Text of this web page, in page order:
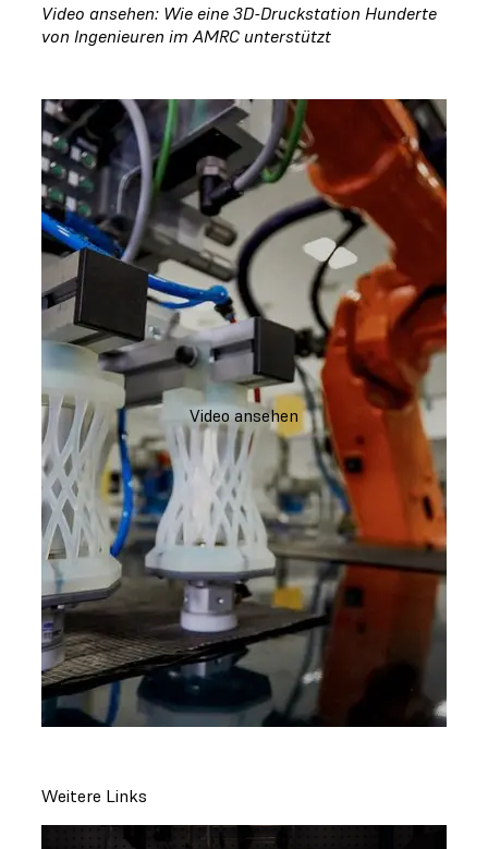
Video ansehen
Video ansehen: Wie eine 3D-Druckstation Hunderte
von Ingenieuren im AMRC unterstützt
Weitere Links